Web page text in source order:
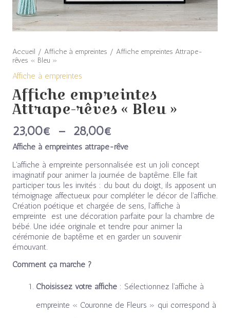
Accueil / Affiche à empreintes / Affiche empreintes Attrape-
rêves « Bleu »
Affiche à empreintes
Affiche empreintes
Attrape-rêves « Bleu »
23,00€ – 28,00€
Affiche à empreintes attrape-rêve
L’affiche à empreinte personnalisée est un joli concept
imaginatif pour animer la journée de baptême. Elle fait
participer tous les invités : du bout du doigt, ils apposent un
témoignage affectueux pour compléter le décor de l’affiche.
Création poétique et chargée de sens, l’affiche à
empreinte est une décoration parfaite pour la chambre de
bébé. Une idée originale et tendre pour animer la
cérémonie de baptême et en garder un souvenir
émouvant.
Comment ça marche ?
Choisissez votre affiche : Sélectionnez l’affiche à
empreinte « Couronne de Fleurs » qui correspond à